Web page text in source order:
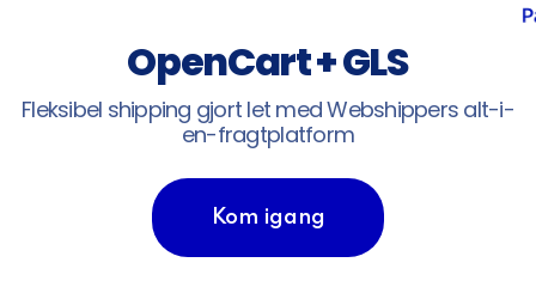
OpenCart + GLS
Fleksibel shipping gjort let med Webshippers alt-i-
en-fragtplatform
Kom igang